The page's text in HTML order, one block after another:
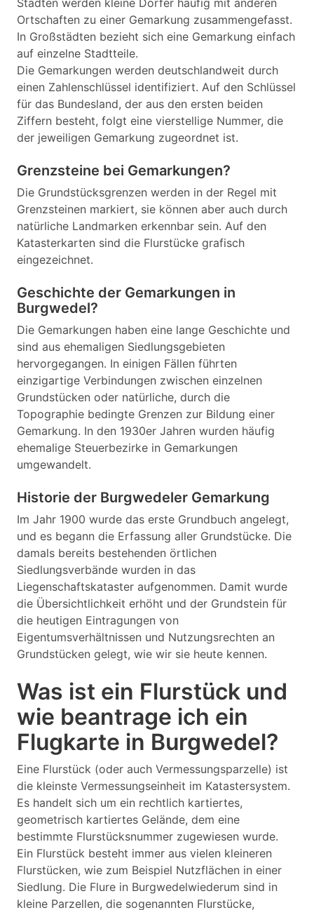
Städten werden kleine Dörfer häufig mit anderen
Ortschaften zu einer Gemarkung zusammengefasst.
In Großstädten bezieht sich eine Gemarkung einfach
auf einzelne Stadtteile.
Die Gemarkungen werden deutschlandweit durch
einen Zahlenschlüssel identifiziert. Auf den Schlüssel
für das Bundesland, der aus den ersten beiden
Ziffern besteht, folgt eine vierstellige Nummer, die
der jeweiligen Gemarkung zugeordnet ist.
Grenzsteine bei Gemarkungen?
Die Grundstücksgrenzen werden in der Regel mit
Grenzsteinen markiert, sie können aber auch durch
natürliche Landmarken erkennbar sein. Auf den
Katasterkarten sind die Flurstücke grafisch
eingezeichnet.
Geschichte der Gemarkungen in
Burgwedel?
Die Gemarkungen haben eine lange Geschichte und
sind aus ehemaligen Siedlungsgebieten
hervorgegangen. In einigen Fällen führten
einzigartige Verbindungen zwischen einzelnen
Grundstücken oder natürliche, durch die
Topographie bedingte Grenzen zur Bildung einer
Gemarkung. In den 1930er Jahren wurden häufig
ehemalige Steuerbezirke in Gemarkungen
umgewandelt.
Historie der Burgwedeler Gemarkung
Im Jahr 1900 wurde das erste Grundbuch angelegt,
und es begann die Erfassung aller Grundstücke. Die
damals bereits bestehenden örtlichen
Siedlungsverbände wurden in das
Liegenschaftskataster aufgenommen. Damit wurde
die Übersichtlichkeit erhöht und der Grundstein für
die heutigen Eintragungen von
Eigentumsverhältnissen und Nutzungsrechten an
Grundstücken gelegt, wie wir sie heute kennen.
Was ist ein Flurstück und
wie beantrage ich ein
Flugkarte in Burgwedel?
Eine Flurstück (oder auch Vermessungsparzelle) ist
die kleinste Vermessungseinheit im Katastersystem.
Es handelt sich um ein rechtlich kartiertes,
geometrisch kartiertes Gelände, dem eine
bestimmte Flurstücksnummer zugewiesen wurde.
Ein Flurstück besteht immer aus vielen kleineren
Flurstücken, wie zum Beispiel Nutzflächen in einer
Siedlung. Die Flure in Burgwedelwiederum sind in
kleine Parzellen, die sogenannten Flurstücke,